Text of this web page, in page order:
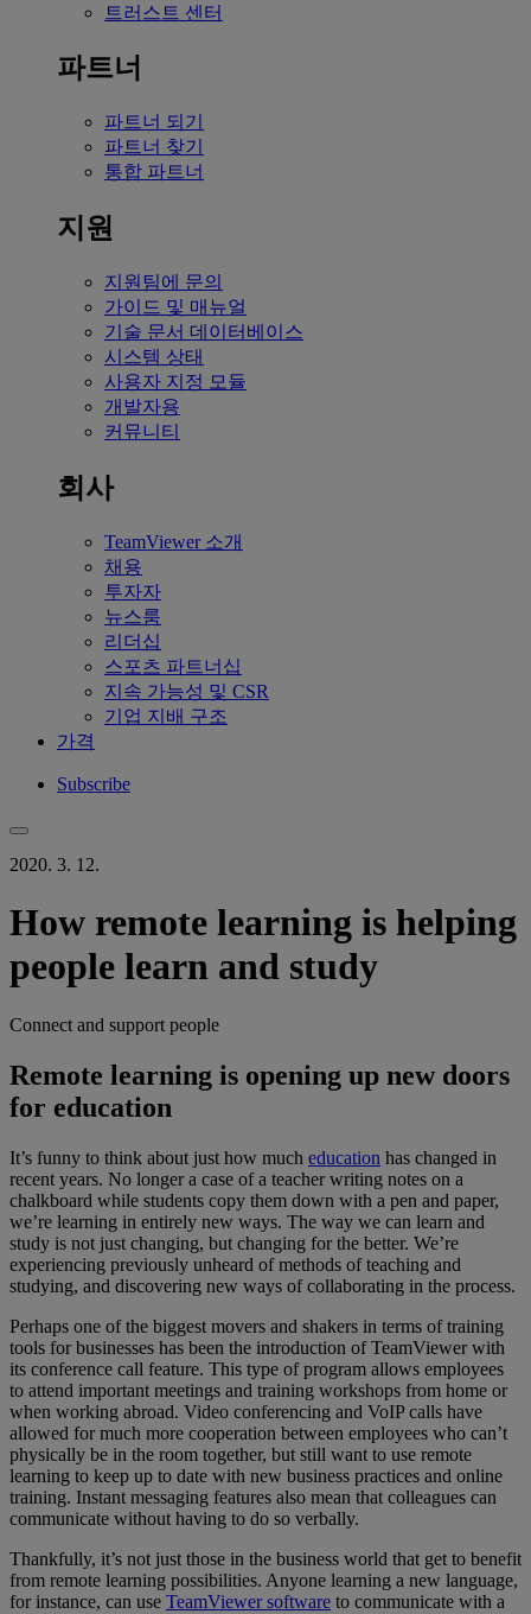
트러스트 센터
파트너
파트너 되기
파트너 찾기
통합 파트너
지원
지원팀에 문의
가이드 및 매뉴얼
기술 문서 데이터베이스
시스템 상태
사용자 지정 모듈
개발자용
커뮤니티
회사
TeamViewer 소개
채용
투자자
뉴스룸
리더십
스포츠 파트너십
지속 가능성 및 CSR
기업 지배 구조
가격
Subscribe
2020. 3. 12.
How remote learning is helping
people learn and study
Connect and support people
Remote learning is opening up new doors
for education
It’s funny to think about just how much education has changed in
recent years. No longer a case of a teacher writing notes on a
chalkboard while students copy them down with a pen and paper,
we’re learning in entirely new ways. The way we can learn and
study is not just changing, but changing for the better. We’re
experiencing previously unheard of methods of teaching and
studying, and discovering new ways of collaborating in the process.
Perhaps one of the biggest movers and shakers in terms of training
tools for businesses has been the introduction of TeamViewer with
its conference call feature. This type of program allows employees
to attend important meetings and training workshops from home or
when working abroad. Video conferencing and VoIP calls have
allowed for much more cooperation between employees who can’t
physically be in the room together, but still want to use remote
learning to keep up to date with new business practices and online
training. Instant messaging features also mean that colleagues can
communicate without having to do so verbally.
Thankfully, it’s not just those in the business world that get to benefit
from remote learning possibilities. Anyone learning a new language,
for instance, can use TeamViewer software to communicate with a